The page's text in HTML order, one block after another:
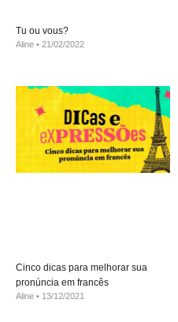
Tu ou vous?
Aline 21/02/2022
Cinco dicas para melhorar sua
pronúncia em francês
Aline 13/12/2021